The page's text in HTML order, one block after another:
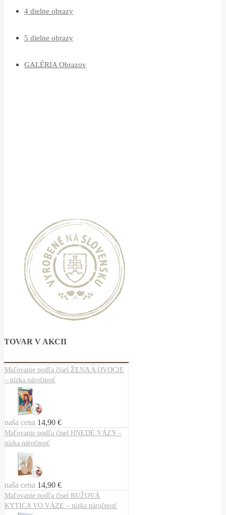
4 dielne obrazy
5 dielne obrazy
GALÉRIA Obrazov
TOVAR V AKCII
Maľovanie podľa čísel ŽENA A OVOCIE
– nízka náročnosť
naša cena 14,90 €
Maľovanie podľa čísel HNEDÉ VÁZY –
nízka náročnosť
naša cena 14,90 €
Maľovanie podľa čísel RUŽOVÁ
KYTICA VO VÁZE – nízka náročnosť